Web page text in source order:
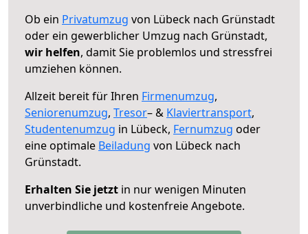
Ob ein Privatumzug von Lübeck nach Grünstadt
oder ein gewerblicher Umzug nach Grünstadt,
wir helfen, damit Sie problemlos und stressfrei
umziehen können.
Allzeit bereit für Ihren Firmenumzug,
Seniorenumzug, Tresor– & Klaviertransport,
Studentenumzug in Lübeck, Fernumzug oder
eine optimale Beiladung von Lübeck nach
Grünstadt.
Erhalten Sie jetzt in nur wenigen Minuten
unverbindliche und kostenfreie Angebote.